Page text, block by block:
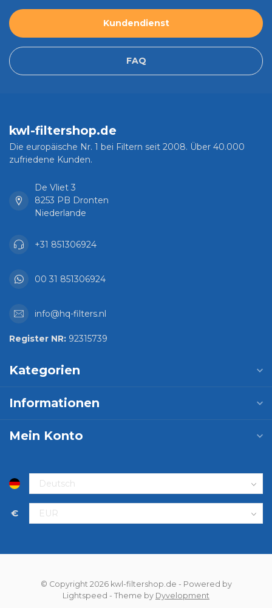
Kundendienst
FAQ
kwl-filtershop.de
Die europäische Nr. 1 bei Filtern seit 2008. Über 40.000
zufriedene Kunden.
De Vliet 3
8253 PB Dronten
Niederlande
+31 851306924
00 31 851306924
info@hq-filters.nl
Register NR: 92315739
Kategorien
Informationen
Mein Konto
€
© Copyright 2026 kwl-filtershop.de - Powered by
Lightspeed - Theme by Dyvelopment